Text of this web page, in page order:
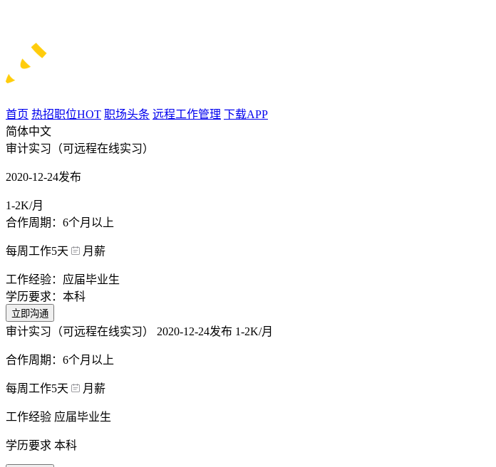
首页 热招职位HOT 职场头条 远程工作管理 下载APP
简体中文
审计实习（可远程在线实习）
2020-12-24发布
1-2K/月
合作周期：6个月以上
每周工作5天 月薪
工作经验：应届毕业生
学历要求：本科
立即沟通
审计实习（可远程在线实习） 2020-12-24发布 1-2K/月
合作周期：6个月以上
每周工作5天 月薪
工作经验 应届毕业生
学历要求 本科